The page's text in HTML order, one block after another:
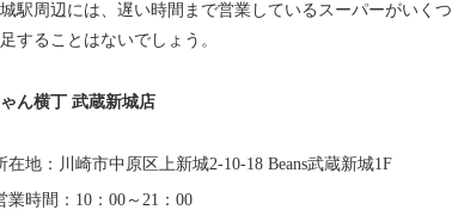
駅周辺には、遅い時間まで営業しているスーパーがいく
することはないでしょう。
ん横丁 武蔵新城店
在地：川崎市中原区上新城2-10-18 Beans武蔵新城1F
業時間：10：00～21：00